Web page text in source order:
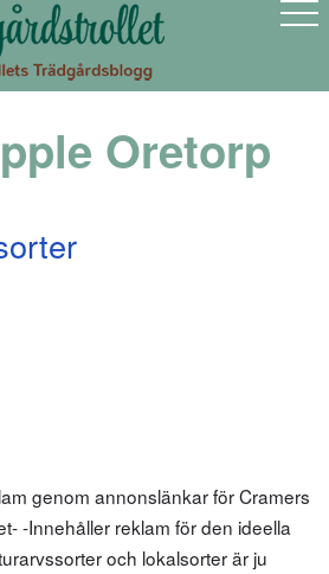
Oretorp
genom annonslänkar för Cramers
-Innehåller reklam för den ideella
och lokalsorter är ju